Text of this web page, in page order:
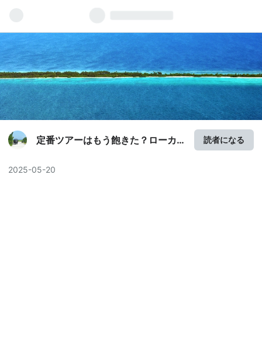
定番ツアーはもう飽きた？ローカ
ラベル」
読者になる
2025-05-20